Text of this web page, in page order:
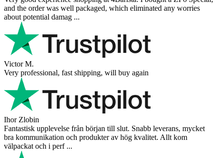
and the order was well packaged, which eliminated any worries
about potential damag ...
Victor M.
Very professional, fast shipping, will buy again
Ihor Zlobin
Fantastisk upplevelse från början till slut. Snabb leverans, mycket
bra kommunikation och produkter av hög kvalitet. Allt kom
välpackat och i perf ...